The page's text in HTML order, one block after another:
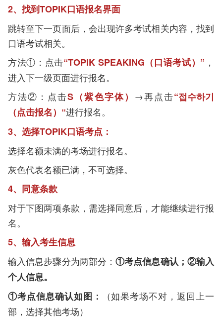
2、找到TOPIK口语报名界面
跳转至下一页面后，会出现许多考试相关内容，找到
口语考试相关。
方法①：点击“TOPIK SPEAKING（口语考试）” ，
进入下一级页面进行报名。
方法②：点击S（紫色字体） →再点击“접수하기
（点击报名）“进行报名。
3、选择TOPIK口语考点：
选择名额未满的考场进行报名。
灰色代表名额已满，不可选择。
4、同意条款
对于下图两项条款，需选择同意后，才能继续进行报
名。
5、输入考生信息
输入信息步骤分为两部分：①考点信息确认；②输入
个人信息。
①考点信息确认如图：
（如果考场不对，返回上一
部，选择其他考场）